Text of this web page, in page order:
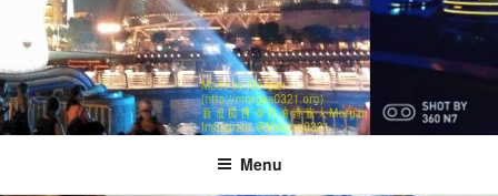
Menu